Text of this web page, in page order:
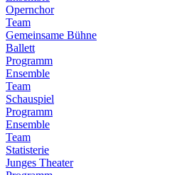
Opernchor
Team
Gemeinsame Bühne
Ballett
Programm
Ensemble
Team
Schauspiel
Programm
Ensemble
Team
Statisterie
Junges Theater